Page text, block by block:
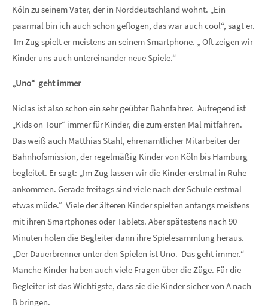
Köln zu seinem Vater, der in Norddeutschland wohnt. „Ein
paarmal bin ich auch schon geflogen, das war auch cool“, sagt er.
Im Zug spielt er meistens an seinem Smartphone. „ Oft zeigen wir
Kinder uns auch untereinander neue Spiele.“
„Uno“ geht immer
Niclas ist also schon ein sehr geübter Bahnfahrer. Aufregend ist
„Kids on Tour“ immer für Kinder, die zum ersten Mal mitfahren.
Das weiß auch Matthias Stahl, ehrenamtlicher Mitarbeiter der
Bahnhofsmission, der regelmäßig Kinder von Köln bis Hamburg
begleitet. Er sagt: „Im Zug lassen wir die Kinder erstmal in Ruhe
ankommen. Gerade freitags sind viele nach der Schule erstmal
etwas müde.“ Viele der älteren Kinder spielten anfangs meistens
mit ihren Smartphones oder Tablets. Aber spätestens nach 90
Minuten holen die Begleiter dann ihre Spielesammlung heraus.
„Der Dauerbrenner unter den Spielen ist Uno. Das geht immer.“
Manche Kinder haben auch viele Fragen über die Züge. Für die
Begleiter ist das Wichtigste, dass sie die Kinder sicher von A nach
B bringen.